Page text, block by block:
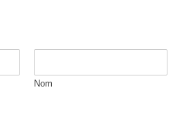
Nom